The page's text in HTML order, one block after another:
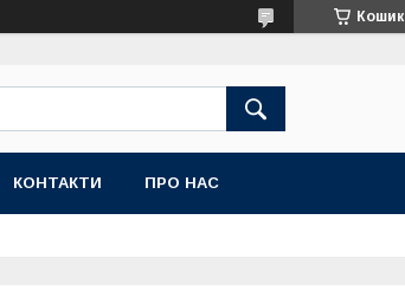
Кошик
КОНТАКТИ ПРО НАС